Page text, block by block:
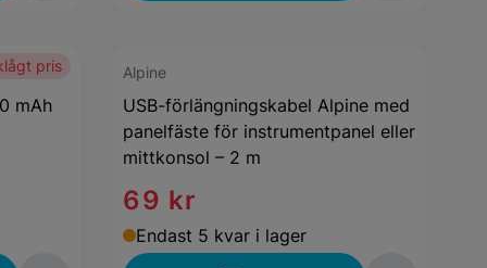
pris
mAh
Alpine
USB-förlängningskabel Alpine med
panelfäste för instrumentpanel eller
mittkonsol – 2 m
69 kr
Endast 5 kvar i lager